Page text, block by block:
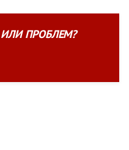
ПРОБЛЕМ?